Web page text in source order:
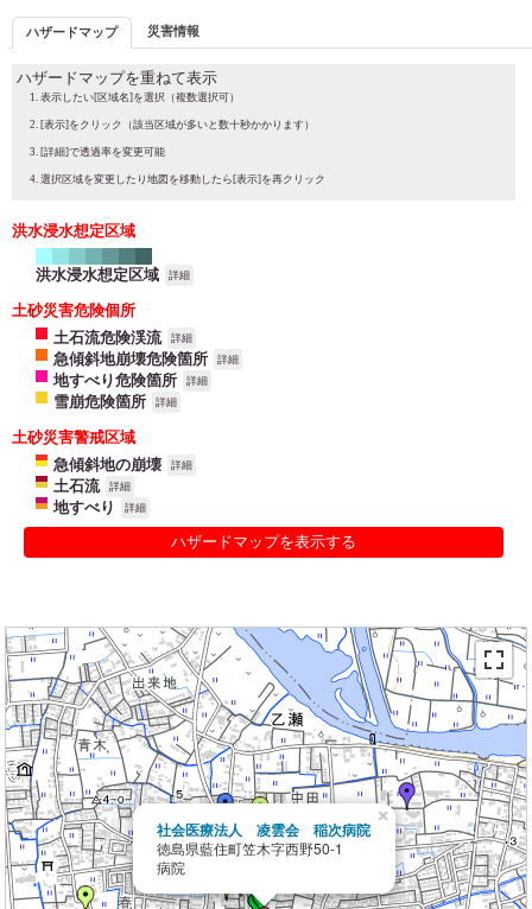
ハザードマップ 災害情報
ハザードマップを重ねて表示
表示したい[区域名]を選択（複数選択可）
[表示]をクリック（該当区域が多いと数十秒かかります）
[詳細]で透過率を変更可能
選択区域を変更したり地図を移動したら[表示]を再クリック
洪水浸水想定区域
洪水浸水想定区域 詳細
土砂災害危険個所
土石流危険渓流
詳細
急傾斜地崩壊危険箇所 詳細
地すべり危険箇所 詳細
雪崩危険箇所 詳細
土砂災害警戒区域
急傾斜地の崩壊
詳細
土石流 詳細
地すべり 詳細
ハザードマップを表示する
社会医療法人 凌雲会 稲次病院
徳島県藍住町笠木字西野50-1
病院
×